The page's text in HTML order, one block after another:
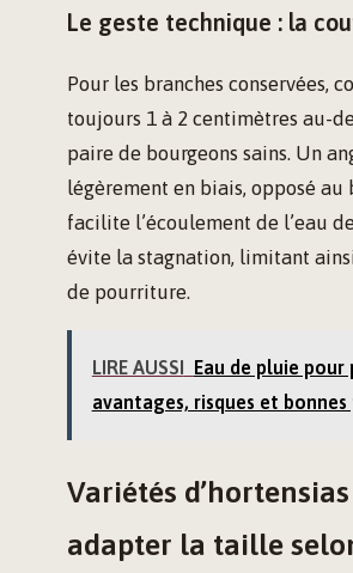
Le geste technique : la
Pour les branches conservées,
toujours 1 à 2 centimètres au-
paire de bourgeons sains. Un
légèrement en biais, opposé au
facilite l’écoulement de l’eau
évite la stagnation, limitant
de pourriture.
LIRE AUSSI Eau de pluie pour
avantages, risques et bonnes
Variétés d’hortensias
adapter la taille